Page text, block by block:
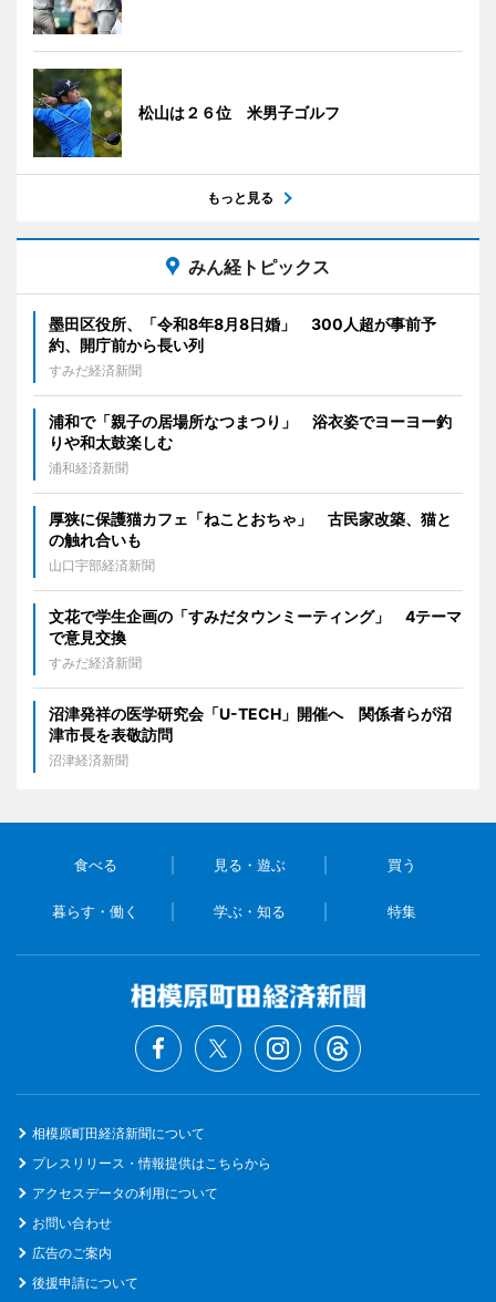
松山は２６位 米男子ゴルフ
もっと見る
みん経トピックス
墨田区役所、「令和8年8月8日婚」 300人超が事前予
約、開庁前から長い列
すみだ経済新聞
浦和で「親子の居場所なつまつり」 浴衣姿でヨーヨー釣
りや和太鼓楽しむ
浦和経済新聞
厚狭に保護猫カフェ「ねことおちゃ」 古民家改築、猫と
の触れ合いも
山口宇部経済新聞
文花で学生企画の「すみだタウンミーティング」 4テーマ
で意見交換
すみだ経済新聞
沼津発祥の医学研究会「U-TECH」開催へ 関係者らが沼
津市長を表敬訪問
沼津経済新聞
食べる 見る・遊ぶ 買う
暮らす・働く 学ぶ・知る 特集
相模原町田経済新聞について
プレスリリース・情報提供はこちらから
アクセスデータの利用について
お問い合わせ
広告のご案内
後援申請について